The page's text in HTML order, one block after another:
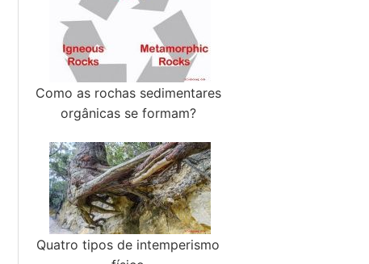
Como as rochas sedimentares
orgânicas se formam?
Quatro tipos de intemperismo